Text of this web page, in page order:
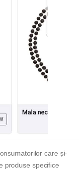
care și-
produse specifice